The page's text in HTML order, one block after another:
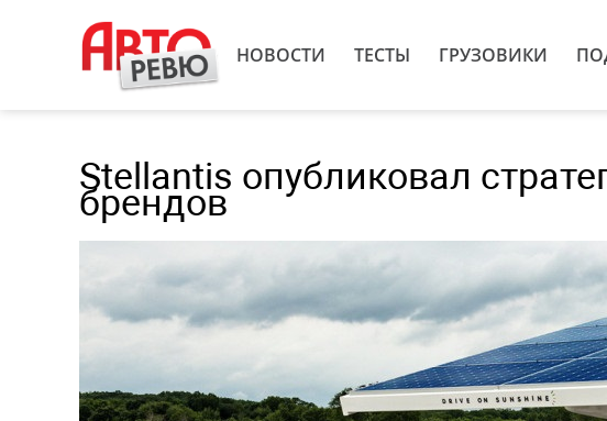
НОВОСТИ ТЕСТЫ ГРУЗОВИКИ
Stellantis опубликовал
брендов